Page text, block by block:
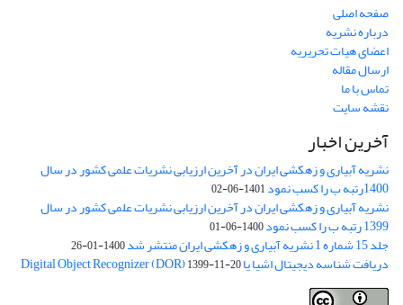
صفحه اصلی
درباره نشریه
اعضای هیات تحریریه
ارسال مقاله
تماس با ما
نقشه سایت
آخرین اخبار
نشریه آبیاری و زهکشی ایران در آخرین ارزیابی نشریات علمی کشور در سال
1400رتبه ب را کسب نمود 1401-06-02
نشریه آبیاری و زهکشی ایران در آخرین ارزیابی نشریات علمی کشور در سال
1399 رتبه ب را کسب نمود 1400-06-01
جلد 15 شماره 1 نشریه آبیاری و زهکشی ایران منتشر شد 1400-01-26
دریافت شناسه دیجیتال اشیا یا Digital Object Recognizer (DOR)1399-11-20